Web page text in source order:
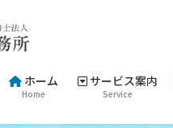
ホーム
Home
サービス案内
Service